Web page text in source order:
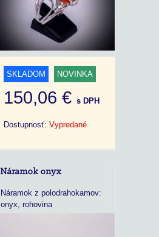
SKLADOM NOVINKA
150,06 € s DPH
Dostupnosť: Vypredané
Náramok onyx
Náramok z polodrahokamov:
onyx, rohovina